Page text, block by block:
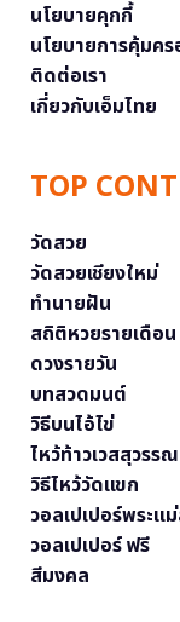
นโยบายคุกกี้
นโยบายการคุ้มค
ติดต่อเรา
เกี่ยวกับเอ็มไทย
TOP
วัดสวย
วัดสวยเชียงใหม่
ทำนายฝัน
สถิติหวยรายเดือน
ดวงรายวัน
บทสวดมนต์
วิธีบนไอ้ไข่
ไหว้ท้าวเวสสุวรรณ
วิธีไหว้วัดแขก
วอลเปเปอร์พระแ
วอลเปเปอร์ ฟรี
สีมงคล